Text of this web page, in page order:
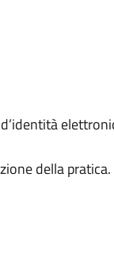
della pratica.